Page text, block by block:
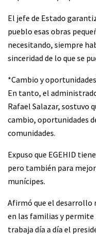
El jefe de Estado
pueblo esas obras
necesitando, siempre
sinceridad de lo que se
*Cambio y
En tanto, el
Rafael Salazar, sostuvo
cambio, oportunidades
comunidades.
Expuso que EGEHID
pero también para
munícipes.
Afirmó que el desarrollo
en las familias y permite
trabaja día a día el